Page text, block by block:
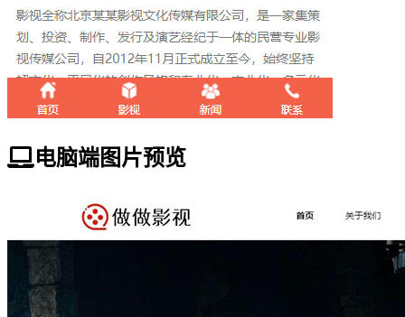
电脑端图片预览